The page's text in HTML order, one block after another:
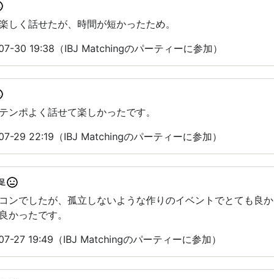
しく話せたが、時間が短かったため。
30 19:38（IBJ Matchingのパーティーに参加）
ンポよく話せて楽しかったです。
29 22:19（IBJ Matchingのパーティーに参加）
ンでしたが、孤立しないような作りのイベントでとても良
かったです。
27 19:49（IBJ Matchingのパーティーに参加）